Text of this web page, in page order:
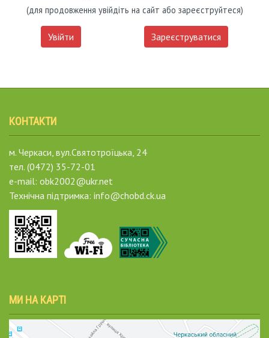
(для продовження увійдіть на сайт або зареєструйтеся)
Увійти Зареєструватися
КОНТАКТИ
м. Черкаси, вул.Святотроїцька, 24
тел. (0472) 35-72-01
e-mail: obk2002@ukr.net
Технічна підтримка: info@chobd.ck.ua
МИ НА КАРТІ